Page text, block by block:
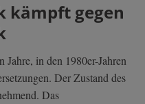
kämpft gegen
Jahre, in den 1980er-Jahren
Der Zustand des
Das